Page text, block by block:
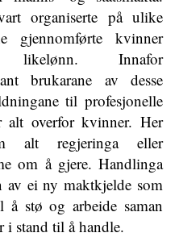
organiserte på ulike
gjennomførte kvinner
likelønn. Innafor
brukarane av desse
til profesjonelle
alt overfor kvinner. Her
alt regjeringa eller
om å gjere. Handlinga
av ei ny maktkjelde som
å stø og arbeide saman
i stand til å handle.